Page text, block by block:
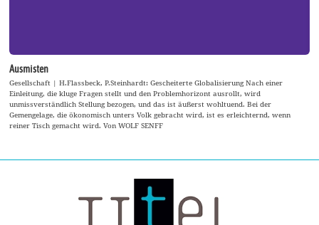
Ausmisten
Gesellschaft | H.Flassbeck, P.Steinhardt: Gescheiterte Globalisierung Nach einer
Einleitung, die kluge Fragen stellt und den Problemhorizont ausrollt, wird
unmissverständlich Stellung bezogen, und das ist äußerst wohltuend. Bei der
Gemengelage, die ökonomisch unters Volk gebracht wird, ist es erleichternd, wenn
reiner Tisch gemacht wird. Von WOLF SENFF